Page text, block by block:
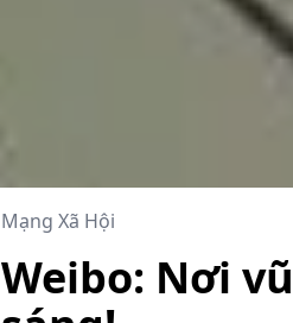
Mạng Xã Hội
Weibo: Nơi